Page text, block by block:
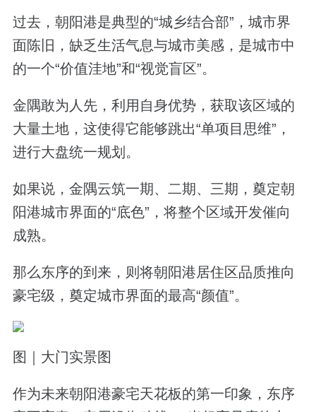
过去，朝阳港是典型的“城乡结合部”，城市界
面陈旧，缺乏生活气息与城市美感，是城市中
的一个“价值洼地”和“视觉盲区”。
金隅敢为人先，利用自身优势，获取该区域的
大量土地，这使得它能够跳出“单项目思维”，
进行大盘统一规划。
如果说，金隅云筑一期、二期、三期，奠定朝
阳港城市界面的“底色”，将整个区域开发催向
成熟。
那么东序的到来，则将朝阳港居住区品质推向
豪宅级，奠定城市界面的最高“颜值”。
图｜大门实景图
作为未来朝阳港豪宅天花板的第一印象，东序